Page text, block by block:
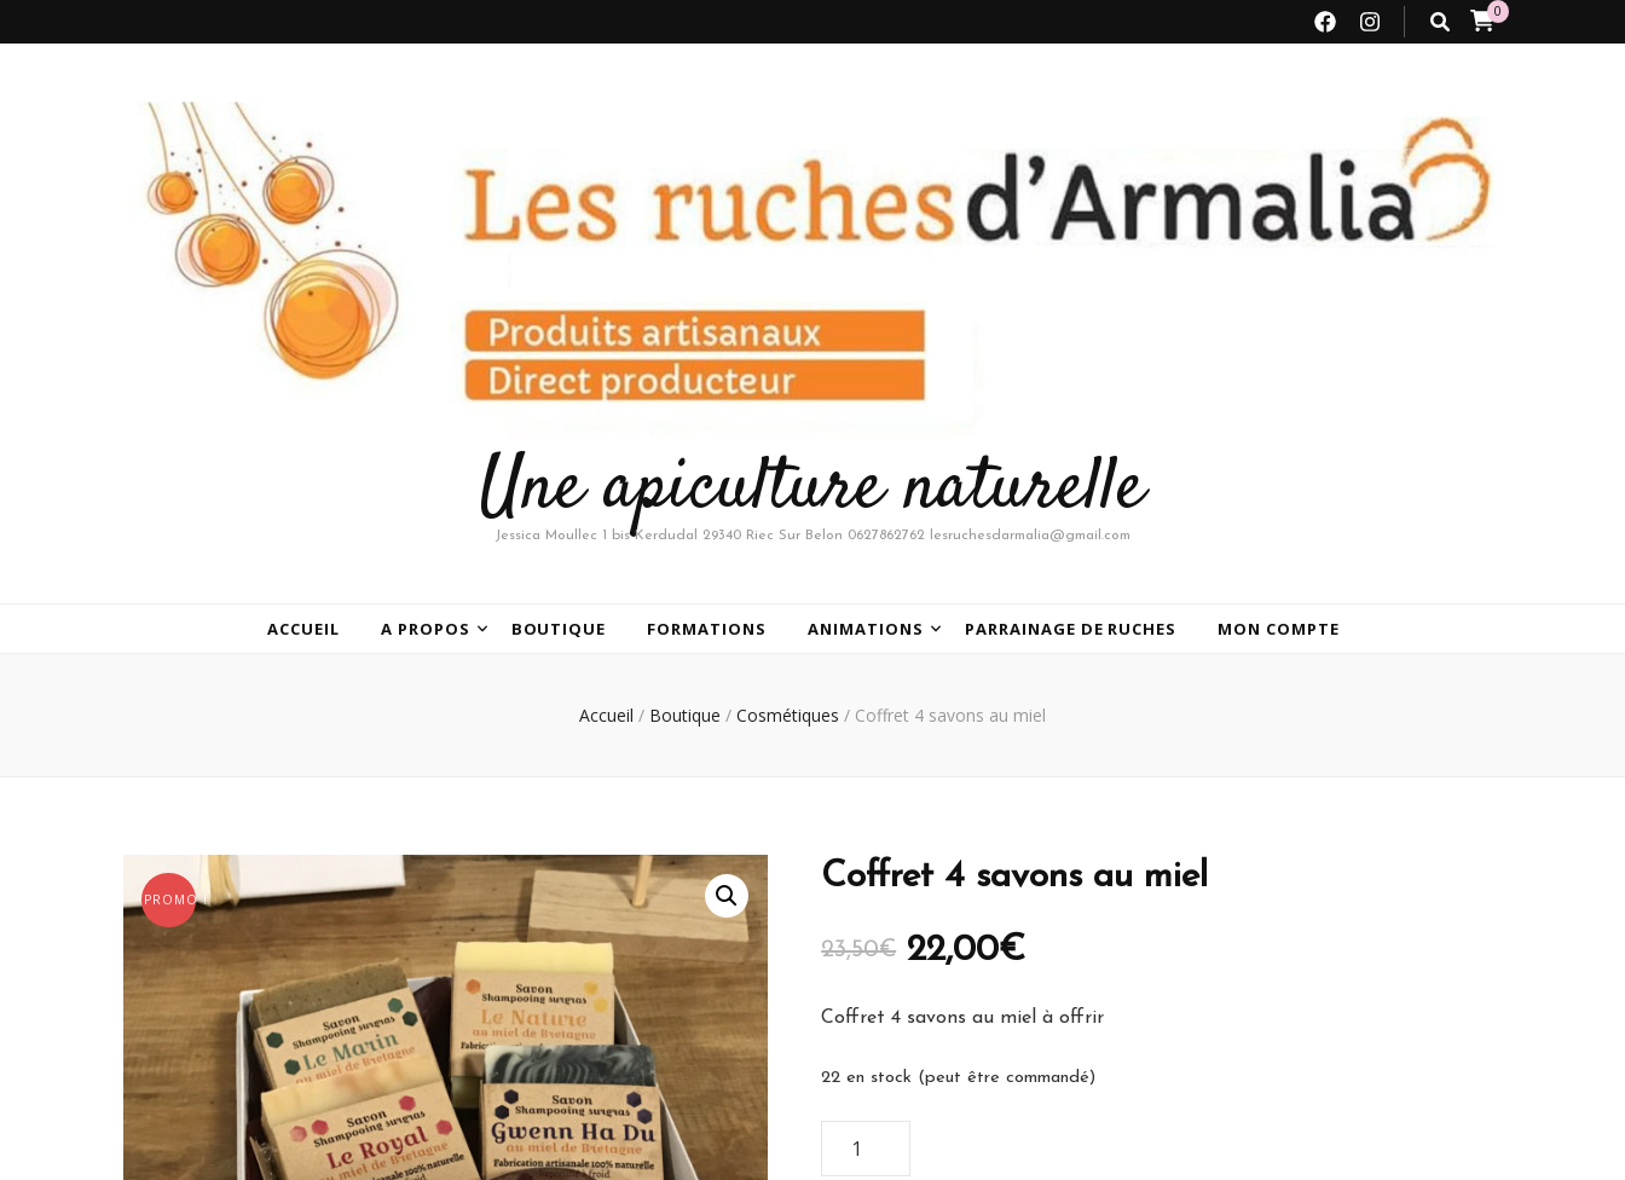
0
Une apiculture naturelle
Jessica Moullec 1 bis Kerdudal 29340 Riec Sur Belon 0627862762 lesruchesdarmalia@gmail.com
ACCUEIL A PROPOS BOUTIQUE FORMATIONS ANIMATIONS PARRAINAGE DE RUCHES MON COMPTE
Accueil / Boutique / Cosmétiques / Coffret 4 savons au miel
PROMO !
Coffret 4 savons au miel
23,50€ 22,00€
Coffret 4 savons au miel à offrir
22 en stock (peut être commandé)